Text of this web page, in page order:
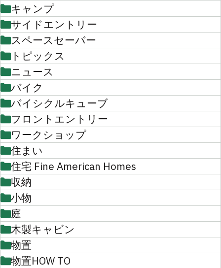
キャンプ
サイドエントリー
スペースセーバー
トピックス
ニュース
バイク
バイシクルキューブ
フロントエントリー
ワークショップ
住まい
住宅 Fine American Homes
収納
小物
庭
木製キャビン
物置
物置HOW TO